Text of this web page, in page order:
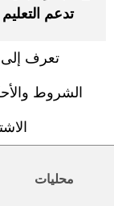
تدعم التعليم
تعرف إلى
الشروط
محليات